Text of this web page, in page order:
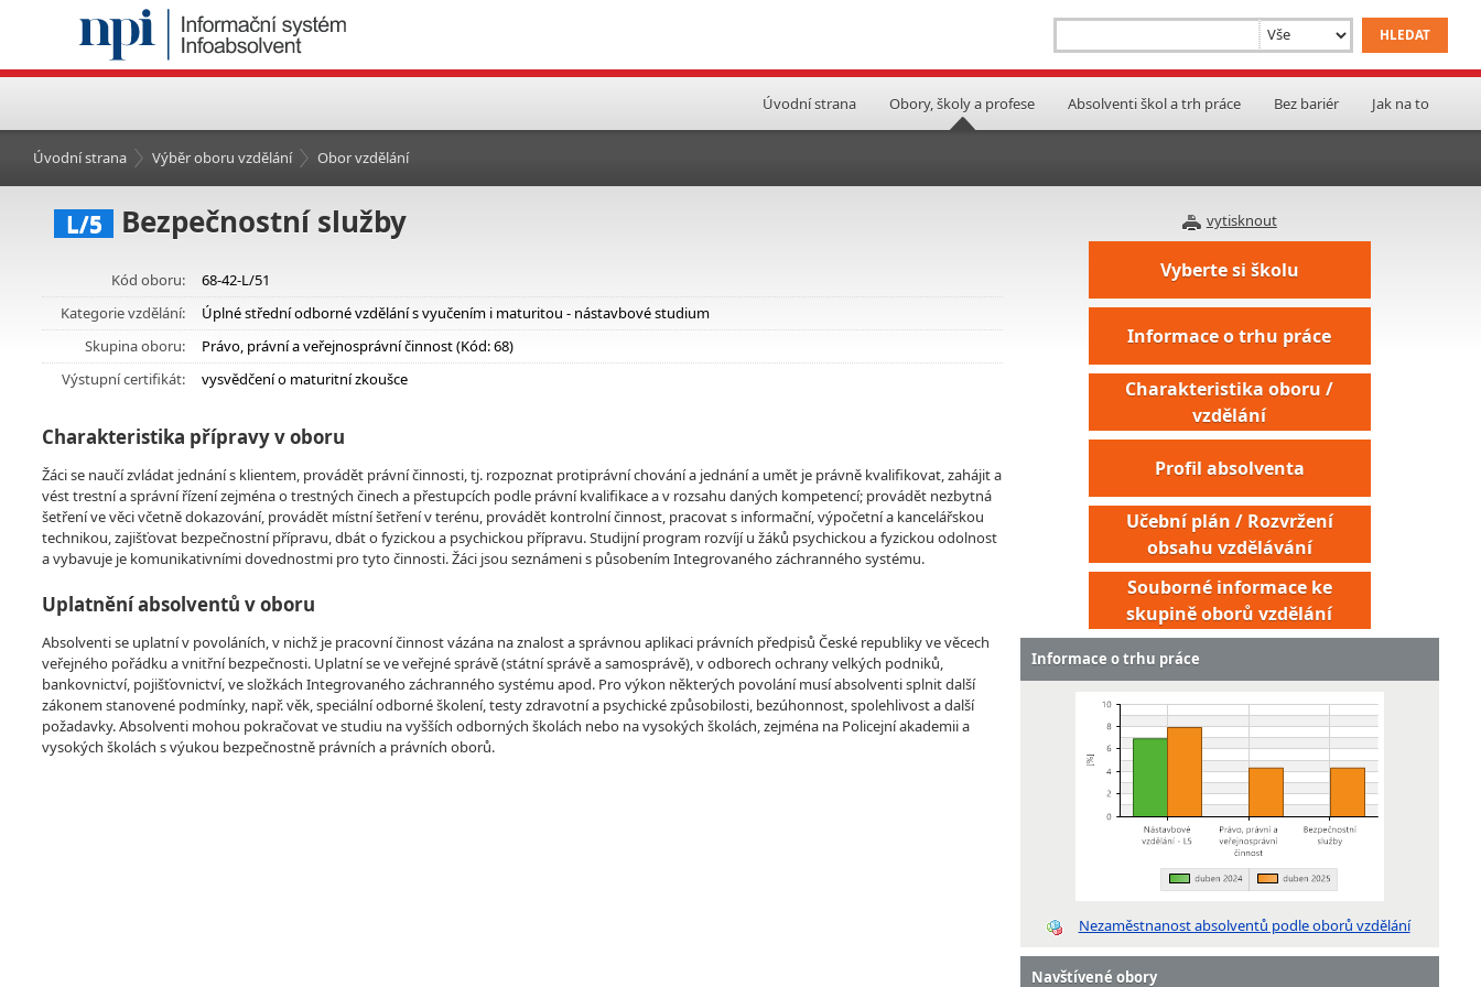
Úvodní strana Obory, školy a profese Absolventi škol a trh práce Bez bariér Jak na to
Úvodní strana Výběr oboru vzdělání Obor vzdělání
vytisknout
L/5 Bezpečnostní služby
Kód oboru:
68-42-L/51
Kategorie vzdělání:
Úplné střední odborné vzdělání s vyučením i maturitou - nástavbové studium
Skupina oboru:
Právo, právní a veřejnosprávní činnost (Kód: 68)
Výstupní certifikát:
vysvědčení o maturitní zkoušce
Charakteristika přípravy v oboru
Žáci se naučí zvládat jednání s klientem, provádět právní činnosti, tj. rozpoznat protiprávní chování a jednání a umět je právně kvalifikovat, zahájit a
vést trestní a správní řízení zejména o trestných činech a přestupcích podle právní kvalifikace a v rozsahu daných kompetencí; provádět nezbytná
šetření ve věci včetně dokazování, provádět místní šetření v terénu, provádět kontrolní činnost, pracovat s informační, výpočetní a kancelářskou
technikou, zajišťovat bezpečnostní přípravu, dbát o fyzickou a psychickou přípravu. Studijní program rozvíjí u žáků psychickou a fyzickou odolnost
a vybavuje je komunikativními dovednostmi pro tyto činnosti. Žáci jsou seznámeni s působením Integrovaného záchranného systému.
Uplatnění absolventů v oboru
Absolventi se uplatní v povoláních, v nichž je pracovní činnost vázána na znalost a správnou aplikaci právních předpisů České republiky ve věcech
veřejného pořádku a vnitřní bezpečnosti. Uplatní se ve veřejné správě (státní správě a samosprávě), v odborech ochrany velkých podniků,
bankovnictví, pojišťovnictví, ve složkách Integrovaného záchranného systému apod. Pro výkon některých povolání musí absolventi splnit další
zákonem stanovené podmínky, např. věk, speciální odborné školení, testy zdravotní a psychické způsobilosti, bezúhonnost, spolehlivost a další
požadavky. Absolventi mohou pokračovat ve studiu na vyšších odborných školách nebo na vysokých školách, zejména na Policejní akademii a
vysokých školách s výukou bezpečnostně právních a právních oborů.
Vyberte si školu
Informace o trhu práce
Charakteristika oboru /
vzdělání
Profil absolventa
Učební plán / Rozvržení
obsahu vzdělávání
Souborné informace ke
skupině oborů vzdělání
Informace o trhu práce
Nezaměstnanost absolventů podle oborů vzdělání
Navštívené obory